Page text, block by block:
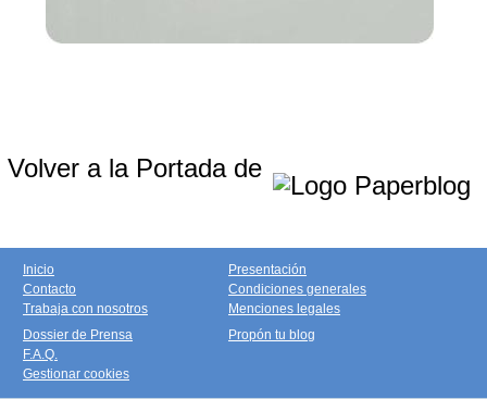
Volver a la Portada de
Inicio
Contacto
Trabaja con nosotros
Presentación
Condiciones generales
Menciones legales
Dossier de Prensa
F.A.Q.
Gestionar cookies
Propón tu blog